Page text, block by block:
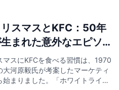
リスマスとKFC：50年
まれた意外なエピソー
マスにKFCを食べる習慣は、1970
大河原毅氏が考案したマーケティ
始まりました。「ホワイトライ」